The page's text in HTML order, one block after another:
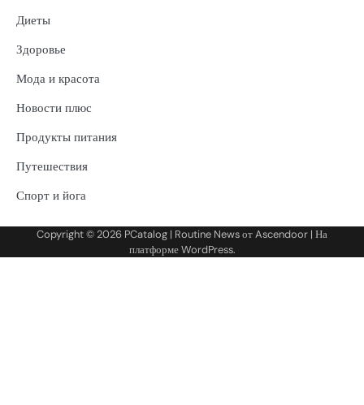
Диеты
Здоровье
Мода и красота
Новости плюс
Продукты питания
Путешествия
Спорт и йога
Copyright © 2026 PCatalog | Routine News отAscendoor | На
платформеWordPress.